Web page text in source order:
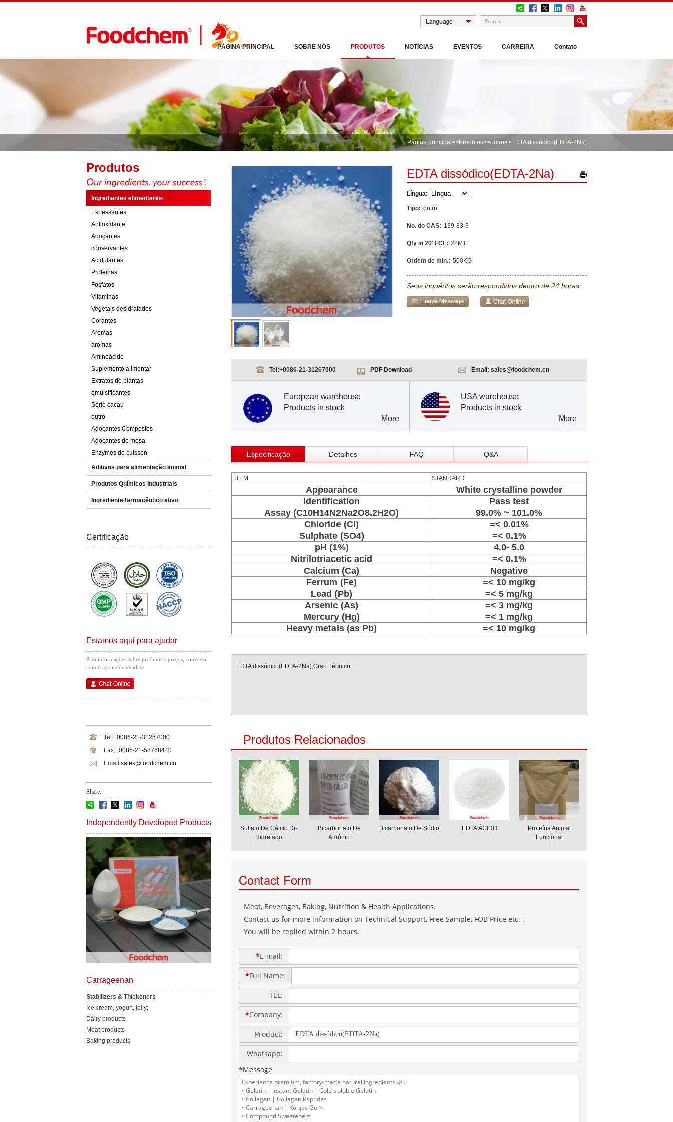
PÁGINA PRINCIPAL SOBRE NÓS PRODUTOS NOTÍCIAS EVENTOS CARREIRA Contato
Página principal >>Produtos>>outro>>EDTA dissódico(EDTA-2Na)
Produtos
Ingredientes alimentares
Espessantes
Antioxidante
Adoçantes
conservantes
Acidulantes
Proteínas
Fosfatos
Vitaminas
Vegetais desidratados
Corantes
Aromas
aromas
Aminoácido
Suplemento alimentar
Extratos de plantas
emulsificantes
Série cacau
outro
Adoçantes Compostos
Adoçantes de mesa
Enzymes de cuisson
Aditivos para alimentação animal
Produtos Químicos Industriais
Ingrediente farmacêutico ativo
Certificação
Estamos aqui para ajudar
Para informações sobre produtos e preços, conversa
com o agente de vendas:
Tel:+0086-21-31267000
Fax:+0086-21-58768440
Email:sales@foodchem.cn
Share:
Independently Developed Products
Carrageenan
Stabilizers & Thickeners
Ice cream, yogurt, jelly;
Dairy products
Meat products
Baking products
EDTA dissódico(EDTA-2Na)
Língua:
Tipo: outro
No. do CAS: 139-33-3
Qty in 20' FCL: 22MT
Ordem de min.: 500KG
Seus inquéritos serão respondidos dentro de 24 horas.
Tel:+0086-21-31267000 PDF Download Email: sales@foodchem.cn
European warehouse
Products in stock
More
USA warehouse
Products in stock
More
Especificação Detalhes FAQ Q&A
ITEM STANDARD
Appearance
White crystalline powder
Identification
Pass test
Assay (C10H14N2Na2O8.2H2O)
99.0% ~ 101.0%
Chloride (Cl)
=< 0.01%
Sulphate (SO4)
=< 0.1%
pH (1%)
4.0- 5.0
Nitrilotriacetic acid
=< 0.1%
Calcium (Ca)
Negative
Ferrum (Fe)
=< 10 mg/kg
Lead (Pb)
=< 5 mg/kg
Arsenic (As)
=< 3 mg/kg
Mercury (Hg)
=< 1 mg/kg
Heavy metals (as Pb)
=< 10 mg/kg
EDTA dissódico(EDTA-2Na),Grau Técnico
Produtos Relacionados
Sulfato De Cálcio Di-
Hidratado
Bicarbonato De
Amônio
Bicarbonato De Sódio EDTA ÁCIDO
Proteína Animal
Funcional